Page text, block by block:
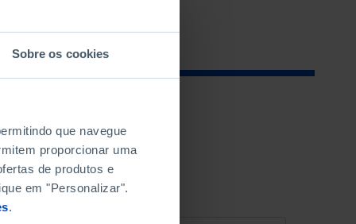
Sobre os cookies
que navegue
proporcionar uma
de produtos e
em "Personalizar".
.
ORDENAR POR